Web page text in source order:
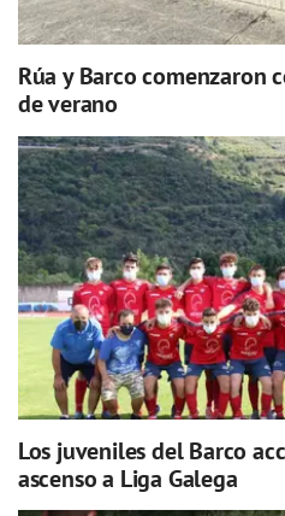
Rúa y Barco comenzaron
de verano
Los juveniles del Barco
ascenso a Liga Galega